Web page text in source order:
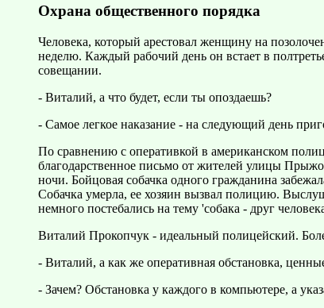
Охрана общественного порядка
Человека, который арестовал женщину на
неделю. Каждый рабочий день он встает в
совещании.
- Виталий, а что будет, если ты опоздаешь?
- Самое легкое наказание - на следующий день
По сравнению с оперативкой в американском
благодарственное письмо от жителей улицы
ночи. Бойцовая собачка одного гражданина
Собачка умерла, ее хозяин вызвал полицию.
немного постебались на тему 'собака - друг
Виталий Прокопчук - идеальный полицейский.
- Виталий, а как же оперативная обстановка,
- Зачем? Обстановка у каждого в компьютере, а